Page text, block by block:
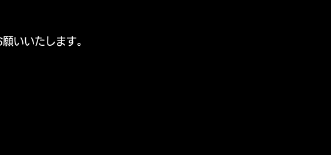
いいたします。